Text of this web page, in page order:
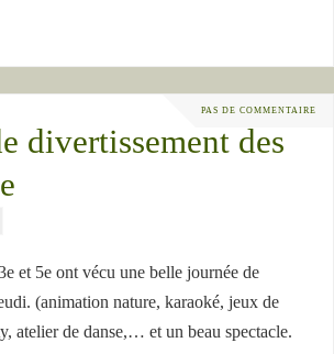
PAS DE COMMENTAIRE
divertissement des
et 5e ont vécu une belle journée de
(animation nature, karaoké, jeux de
atelier de danse,… et un beau spectacle.